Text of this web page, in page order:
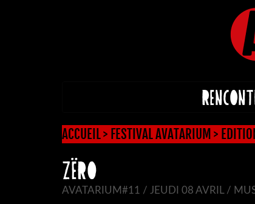
ACCUEIL> FESTIVAL AVATARIUM >
ZËRO
AVATARIUM#11 / JEUDI 08 AVRIL /